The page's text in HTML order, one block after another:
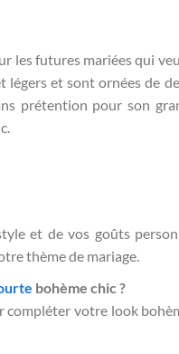
les futures mariées qui
et sont ornées de
prétention pour son
et de vos goûts
thème de mariage.
bohème chic ?
votre look